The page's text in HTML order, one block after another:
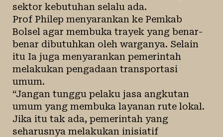
sektor kebutuhan selalu ada.
Prof Philep menyarankan ke Pemkab
Bolsel agar membuka trayek yang benar-
benar dibutuhkan oleh warganya. Selain
itu Ia juga menyarankan pemerintah
melakukan pengadaan transportasi
umum.
“Jangan tunggu pelaku jasa angkutan
umum yang membuka layanan rute lokal.
Jika itu tak ada, pemerintah yang
seharusnya melakukan inisiatif